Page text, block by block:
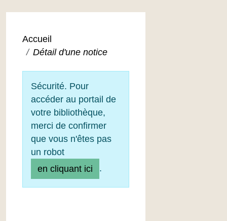
Accueil
Détail d'une notice
Sécurité. Pour
accéder au portail de
votre bibliothèque,
merci de confirmer
que vous n'êtes pas
un robot
en cliquant ici
.